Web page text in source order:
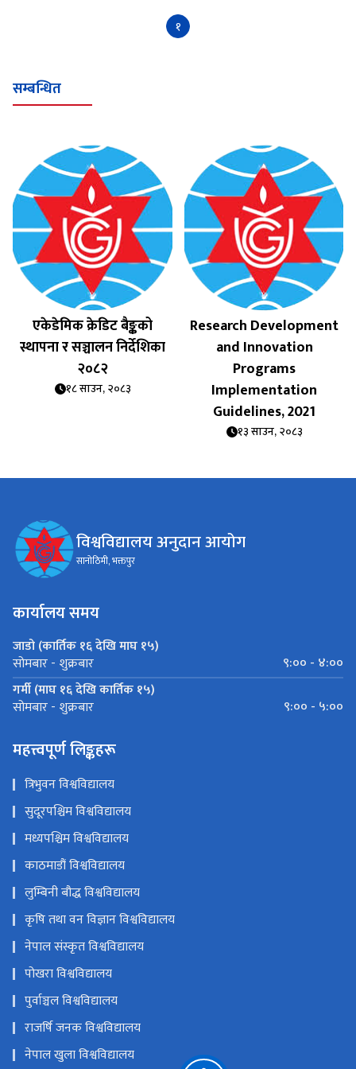
१
सम्बन्धित
एकेडेमिक क्रेडिट बैङ्कको
स्थापना र सञ्चालन निर्देशिका
२०८२
१८ साउन, २०८३
Research Development
and Innovation
Programs
Implementation
Guidelines, 2021
१३ साउन, २०८३
विश्वविद्यालय अनुदान आयोग
सानोठिमी, भक्तपुर
कार्यालय समय
जाडो (कार्तिक १६ देखि माघ १५)
सोमबार - शुक्रबार
९:०० - ४:००
गर्मी (माघ १६ देखि कार्तिक १५)
सोमबार - शुक्रबार ९:०० - ५:००
महत्त्वपूर्ण लिङ्कहरू
त्रिभुवन विश्वविद्यालय
सुदूरपश्चिम विश्वविद्यालय
मध्यपश्चिम विश्वविद्यालय
काठमाडौं विश्वविद्यालय
लुम्बिनी बौद्ध विश्वविद्यालय
कृषि तथा वन विज्ञान विश्वविद्यालय
नेपाल संस्कृत विश्वविद्यालय
पोखरा विश्वविद्यालय
पुर्वाञ्चल विश्वविद्यालय
राजर्षि जनक विश्वविद्यालय
नेपाल खुला विश्वविद्यालय